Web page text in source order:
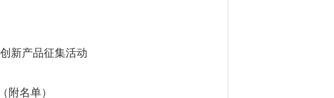
新产品征集活动
附名单）